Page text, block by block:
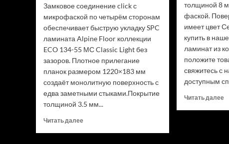
Замковое соединение click с
микрофаской по четырём сторонам
обеспечивает быструю укладку SPC
ламината Alpine Floor коллекции
ECO 134-55 МС Classic Light без
зазоров. Плотное прилегание
планок размером 1220×183 мм
создаёт монолитную поверхность с
едва заметными стыками.Покрытие
толщиной 3.5 мм...
Читать далееПрочитать
толщиной 8
фаской.
имеет цвет
купить в
ламинат из
положите
свяжитесь с
доступным
Читать далее